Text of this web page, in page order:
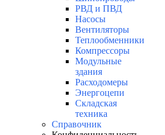
РВД и ПВД
Насосы
Вентиляторы
Теплообменники
Компрессоры
Модульные
здания
Расходомеры
Энергоцепи
Складская
техника
Справочник